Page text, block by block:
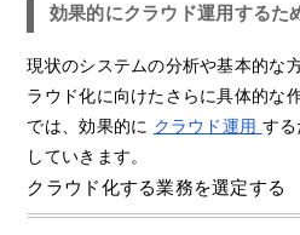
効果的にクラウド運用するた
現状のシステムの分析や基本的な
ラウド化に向けたさらに具体的な
では、効果的に クラウド運用 す
していきます。
クラウド化する業務を選定する